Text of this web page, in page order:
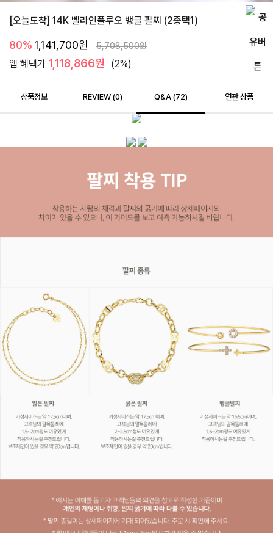
[오늘도착] 14K 벨라인플루오 뱅글 팔찌 (2종택1)
80% 1,141,700원 5,708,500원
앱 혜택가 1,118,866원 (2%)
상품정보 REVIEW (0) Q&A (72) 연관 상품